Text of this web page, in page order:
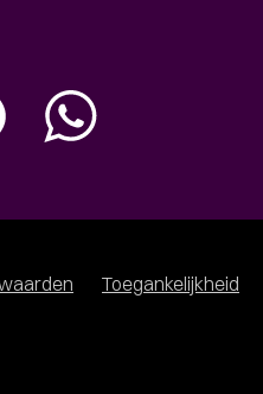
Toegankelijkheid